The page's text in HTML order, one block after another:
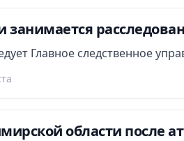
занимается
Главное следственное
области после